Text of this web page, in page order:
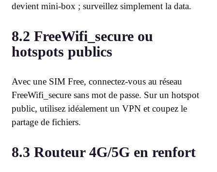
devient mini-box ; surveillez simplement la data.
8.2 FreeWifi_secure ou
hotspots publics
Avec une SIM Free, connectez-vous au réseau
FreeWifi_secure sans mot de passe. Sur un hotspot
public, utilisez idéalement un VPN et coupez le
partage de fichiers.
8.3 Routeur 4G/5G en renfort